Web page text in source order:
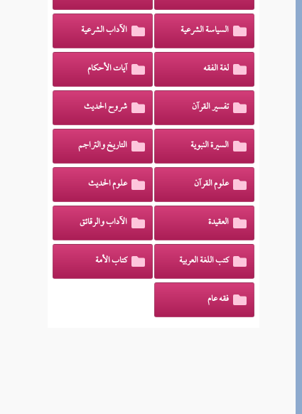
السياسة الشرعية الآداب الشرعية
لغة الفقه آيات الأحكام
تفسير القرآن شروح الحديث
السيرة النبوية التاريخ والتراجم
علوم القرآن علوم الحديث
العقيدة الآداب والرقائق
كتب اللغة العربية كتاب الأمة
فقه عام